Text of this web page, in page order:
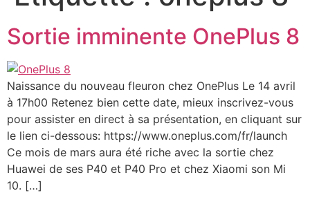
Sortie imminente OnePlus 8
Naissance du nouveau fleuron chez OnePlus Le 14 avril
à 17h00 Retenez bien cette date, mieux inscrivez-vous
pour assister en direct à sa présentation, en cliquant sur
le lien ci-dessous: https://www.oneplus.com/fr/launch
Ce mois de mars aura été riche avec la sortie chez
Huawei de ses P40 et P40 Pro et chez Xiaomi son Mi
10. […]